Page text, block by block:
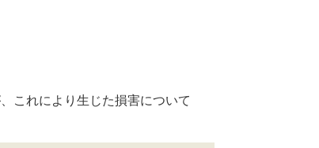
これにより生じた損害について